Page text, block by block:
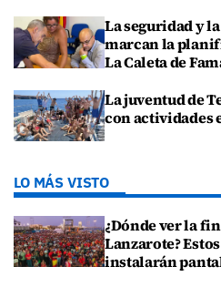
La seguridad y
marcan la
La Caleta de
La juventud de
con actividades
LO MÁS VISTO
¿Dónde ver la
Lanzarote?
instalarán